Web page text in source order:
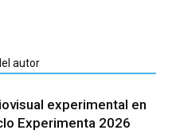
autor
experimental en
Experimenta 2026